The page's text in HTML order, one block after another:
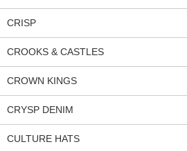
CRISP
CROOKS & CASTLES
CROWN KINGS
CRYSP DENIM
CULTURE HATS